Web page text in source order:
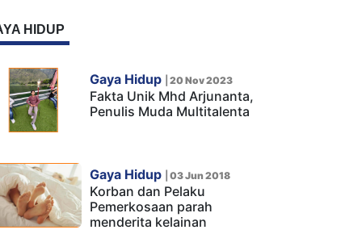
HIDUP
Gaya Hidup 20 Nov 2023
Fakta Unik Mhd Arjunanta,
Penulis Muda Multitalenta
Gaya Hidup 03 Jun 2018
Korban dan Pelaku
Pemerkosaan parah
menderita kelainan